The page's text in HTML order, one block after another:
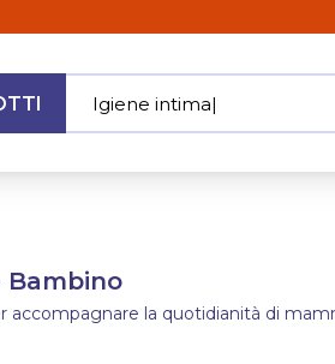
Igiene intima|
Bambino
accompagnare la quotidianità di